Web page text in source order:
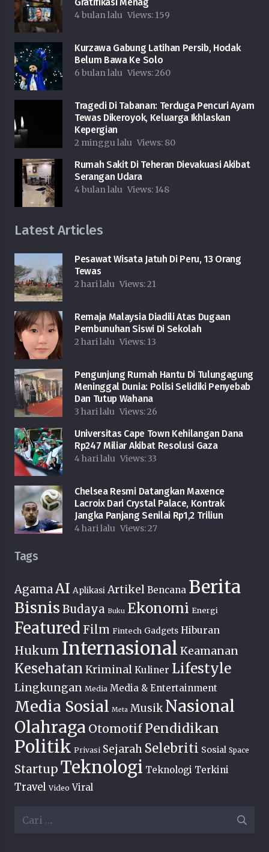
4 bulan lalu Views: 159
Kurzawa Gabung Latihan Persib, Hodak
Belum Bawa Ke Solo
6 bulan lalu Views:260
Tragedi Di Tabanan: Terduga Pencuri Ayam
Tewas Dikeroyok, Keluarga Ikhlaskan
Kepergian
2 minggu lalu Views: 80
Rumah Sakit Di Teheran Dievakuasi Akibat
Serangan Udara
4 bulan lalu Views: 148
Latest Articles
Pesawat Wisata Jatuh Di Peru, 13 Orang
Tewas
2 hari lalu Views:21
Remaja Malaysia Diadili Atas Dugaan
Pembunuhan Siswi Di Sekolah
2 hari lalu Views: 13
Pengunjung Rumah Hantu Di Tulungagung
Meninggal Dunia: Polisi Selidiki Penyebab
Dan Tutup Wahana
3 hari lalu Views:26
Universitas Cape Town Kehilangan Dana
Rp247 Miliar Akibat Resolusi Gaza
4 hari lalu Views: 33
Chelsea Resmi Datangkan Maxence
Lacroix Dari Crystal Palace, Kontrak
Jangka Panjang Senilai Rp1,2 Triliun
4 hari lalu Views:27
Tags
AgamaAI Aplikasi Artikel Bencana Berita
Bisnis Budaya Buku Ekonomi Energi
Featured Film Fintech Gadgets Hiburan
Hukum Internasional Keamanan
Kesehatan Kriminal Kuliner Lifestyle
Lingkungan Media Media & Entertainment
Media Sosial Meta Musik Nasional
Olahraga Otomotif Pendidikan
Politik Privasi Sejarah Selebriti Sosial Space
Startup Teknologi Teknologi Terkini
Travel Video Viral
Cari